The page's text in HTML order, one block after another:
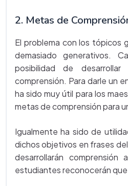
2. Metas de
El problema con los tópicos
demasiado generativos.
posibilidad de
comprensión. Para darle un
ha sido muy útil para los
metas de comprensión para
Igualmente ha sido de
dichos objetivos en frases
desarrollarán
estudiantes reconocerán